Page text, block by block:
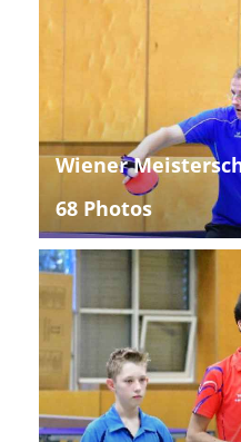
Wiener
68 Photos